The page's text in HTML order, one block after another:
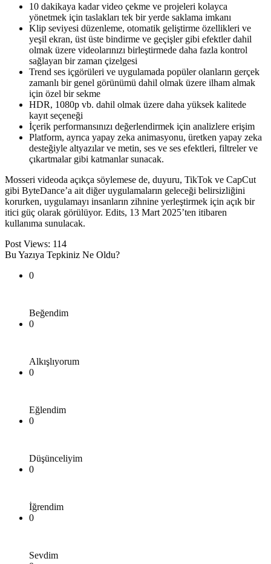
10 dakikaya kadar video çekme ve projeleri kolayca
yönetmek için taslakları tek bir yerde saklama imkanı
Klip seviyesi düzenleme, otomatik geliştirme özellikleri ve
yeşil ekran, üst üste bindirme ve geçişler gibi efektler dahil
olmak üzere videolarınızı birleştirmede daha fazla kontrol
sağlayan bir zaman çizelgesi
Trend ses içgörüleri ve uygulamada popüler olanların gerçek
zamanlı bir genel görünümü dahil olmak üzere ilham almak
için özel bir sekme
HDR, 1080p vb. dahil olmak üzere daha yüksek kalitede
kayıt seçeneği
İçerik performansınızı değerlendirmek için analizlere erişim
Platform, ayrıca yapay zeka animasyonu, üretken yapay zeka
desteğiyle altyazılar ve metin, ses ve ses efektleri, filtreler ve
çıkartmalar gibi katmanlar sunacak.
Mosseri videoda açıkça söylemese de, duyuru, TikTok ve CapCut
gibi ByteDance’a ait diğer uygulamaların geleceği belirsizliğini
korurken, uygulamayı insanların zihnine yerleştirmek için açık bir
itici güç olarak görülüyor. Edits, 13 Mart 2025’ten itibaren
kullanıma sunulacak.
Post Views: 114
Bu Yazıya Tepkiniz Ne Oldu?
0
Beğendim
0
Alkışlıyorum
0
Eğlendim
0
Düşünceliyim
0
İğrendim
0
Sevdim